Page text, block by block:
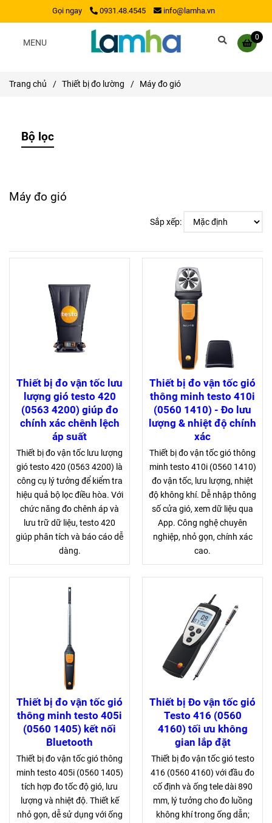
Gọi ngay 0931.48.4545 info@lamha.vn
0
MENU
Trang chủ / Thiết bị đo lường / Máy đo gió
Bộ lọc
Máy đo gió
Sắp xếp:
Thiết bị đo vận tốc lưu
lượng gió testo 420
(0563 4200) giúp đo
chính xác chênh lệch
áp suất
Thiết bị đo vận tốc lưu lượng
gió testo 420 (0563 4200) là
công cụ lý tưởng để kiểm tra
hiệu quả bộ lọc điều hòa. Với
chức năng đo chênh áp và
lưu trữ dữ liệu, testo 420
giúp phân tích và báo cáo dễ
dàng.
Thiết bị đo vận tốc gió
thông minh testo 410i
(0560 1410) - Đo lưu
lượng & nhiệt độ chính
xác
Thiết bị đo vận tốc gió thông
minh testo 410i (0560 1410)
đo vận tốc, lưu lượng, nhiệt
độ không khí. Dễ nhập thông
số cửa gió, xem dữ liệu qua
App. Công nghệ chuyên
nghiệp, nhỏ gọn, chính xác
cao.
Thiết bị đo vận tốc gió
thông minh testo 405i
(0560 1405) kết nối
Bluetooth
Thiết bị đo vận tốc gió thông
minh testo 405i (0560 1405)
tích hợp đo tốc độ gió, lưu
lượng và nhiệt độ. Thiết kế
nhỏ gọn, dễ sử dụng với ống
Thiết bị Đo vận tốc gió
Testo 416 (0560
4160) tối ưu không
gian lắp đặt
Thiết bị đo vận tốc gió testo
416 (0560 4160) với đầu đo
cố định và ống tele dài 890
mm, lý tưởng cho đo luồng
không khí trong ống dẫn;